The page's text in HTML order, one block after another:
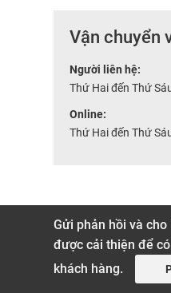
Vận chuyển
Người liên hệ:
Thứ Hai đến Thứ
Online:
Thứ Hai đến Thứ
Gửi phản hồi và
được cải thiện để
khách hàng.